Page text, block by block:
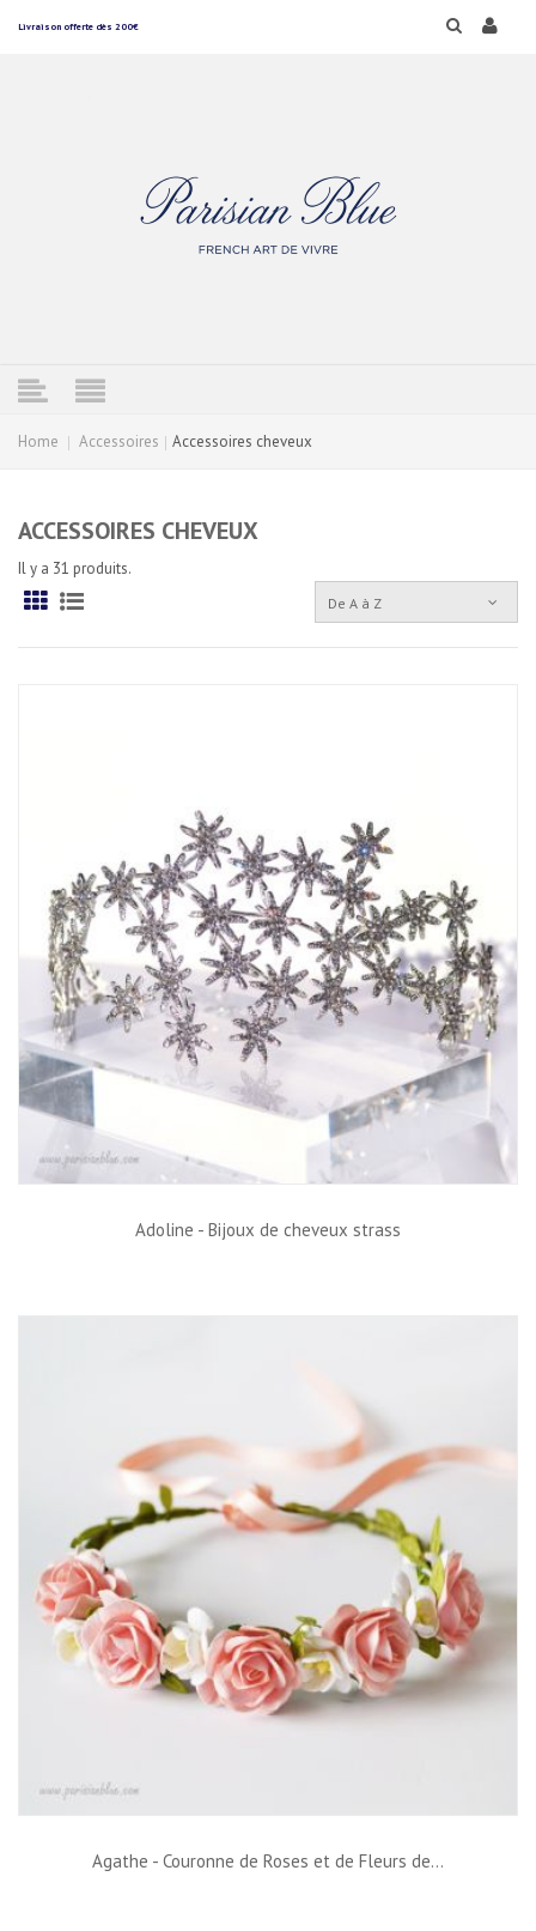
Livraison offerte dès 200€
Home Accessoires Accessoires cheveux
ACCESSOIRES CHEVEUX
Il y a 31 produits.
De A à Z
Adoline - Bijoux de cheveux strass
Agathe - Couronne de Roses et de Fleurs de...